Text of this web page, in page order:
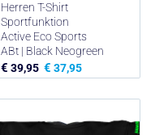
Herren T-Shirt
Sportfunktion
Active Eco Sports
ABt | Black Neogreen
€ 39,95 € 37,95